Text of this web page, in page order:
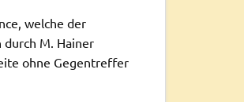
welche der
M. Hainer
ohne Gegentreffer